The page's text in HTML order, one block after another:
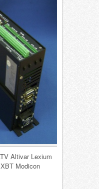
Altivar Lexium
Modicon